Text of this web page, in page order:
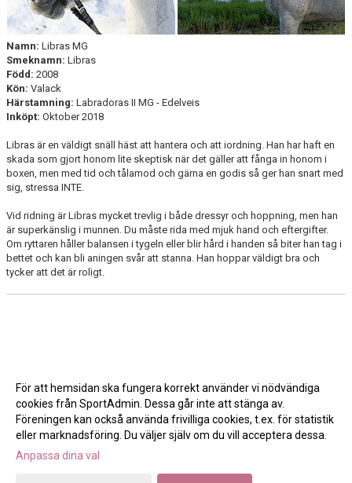
LIBRAS
MILTON KINSKÝ
MUNSBORO COMET
PACIFIC CRUIZER
RISING SUN VR
VILDA MATILDA
ZUPER ZTEFAN
VÅRA PONNYSAR
WALL OF FAME
ABONNEMANGSAVTAL
Namn: Libras MG
Smeknamn: Libras
Född: 2008
Kön: Valack
Härstamning: Labradoras II MG - Edelveis
Inköpt: Oktober 2018
Libras är en väldigt snäll häst att hantera och att iordning. Han har haft en
skada som gjort honom lite skeptisk när det gäller att fånga in honom i
boxen, men med tid och tålamod och gärna en godis så ger han snart med
sig, stressa INTE.
Vid ridning är Libras mycket trevlig i både dressyr och hoppning, men han
är superkänslig i munnen. Du måste rida med mjuk hand och eftergifter.
Om ryttaren håller balansen i tygeln eller blir hård i handen så biter han tag i
bettet och kan bli aningen svår att stanna. Han hoppar väldigt bra och
tycker att det är roligt.
För att hemsidan ska fungera korrekt använder vi nödvändiga
cookies från SportAdmin. Dessa går inte att stänga av.
Föreningen kan också använda frivilliga cookies, t.ex. för statistik
eller marknadsföring. Du väljer själv om du vill acceptera dessa.
Anpassa dina val